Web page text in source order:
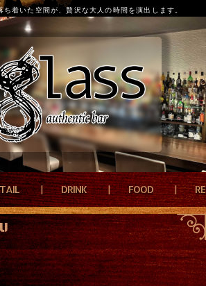
ち着いた空間が、贅沢な大人の時間を演出します。
DRINK FOOD